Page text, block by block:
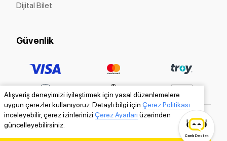
Alışveriş deneyimizi iyileştirmek için yasal düzenlemelere
uygun çerezler kullanıyoruz. Detaylı bilgi için Çerez Politikası
inceleyebilir, çerez izinlerinizi Çerez Ayarları üzerinden
güncelleyebilirsiniz.
Dijital Bilet
Güvenlik
Canlı Destek